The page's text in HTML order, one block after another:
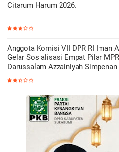
Citarum Harum 2026.
Anggota Komisi VII DPR RI Iman
Gelar Sosialisasi Empat Pilar
Darussalam Azzainiyah Simpenan